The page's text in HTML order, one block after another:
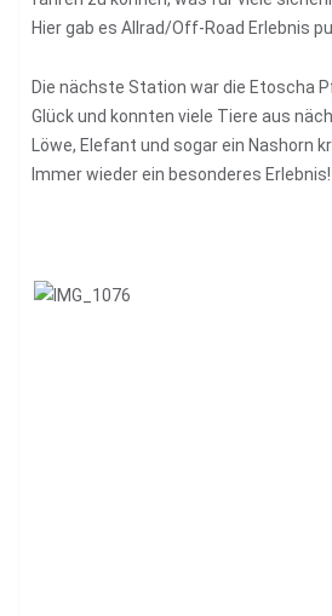
Hier gab es Allrad/Off-Road Erlebnis
Die nächste Station war die Etoscha
Glück und konnten viele Tiere aus
Löwe, Elefant und sogar ein Nashorn
Immer wieder ein besonderes Erlebnis!